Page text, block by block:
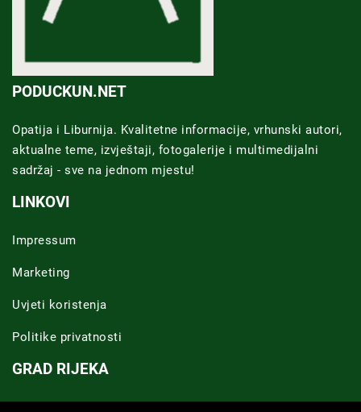
PODUCKUN.NET
Opatija i Liburnija. Kvalitetne informacije, vrhunski autori,
aktualne teme, izvještaji, fotogalerije i multimedijalni
sadržaj - sve na jednom mjestu!
LINKOVI
Impressum
Marketing
Uvjeti koristenja
Politike privatnosti
GRAD RIJEKA